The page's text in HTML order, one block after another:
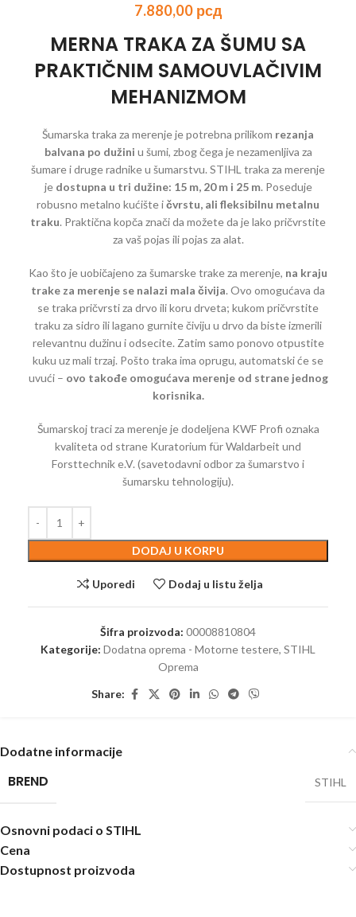
7.880,00 рсд
MERNA TRAKA ZA ŠUMU SA
PRAKTIČNIM SAMOUVLAČIVIM
MEHANIZMOM
Šumarska traka za merenje je potrebna prilikom rezanja
balvana po dužini u šumi, zbog čega je nezamenljiva za
šumare i druge radnike u šumarstvu. STIHL traka za merenje
je dostupna u tri dužine: 15 m, 20 m i 25 m. Poseduje
robusno metalno kućište ičvrstu, ali fleksibilnu metalnu
traku. Praktična kopča znači da možete da je lako pričvrstite
za vaš pojas ili pojas za alat.
Kao što je uobičajeno za šumarske trake za merenje, na kraju
trake za merenje se nalazi mala čivija. Ovo omogućava da
se traka pričvrsti za drvo ili koru drveta; kukom pričvrstite
traku za sidro ili lagano gurnite čiviju u drvo da biste izmerili
relevantnu dužinu i odsecite. Zatim samo ponovo otpustite
kuku uz mali trzaj. Pošto traka ima oprugu, automatski će se
uvući – ovo takođe omogućava merenje od strane jednog
korisnika.
Šumarskoj traci za merenje je dodeljena KWF Profi oznaka
kvaliteta od strane Kuratorium für Waldarbeit und
Forsttechnik e.V. (savetodavni odbor za šumarstvo i
šumarsku tehnologiju).
DODAJ U KORPU
Uporedi Dodaj u listu želja
Šifra proizvoda: 00008810804
Kategorije: Dodatna oprema - Motorne testere, STIHL
Oprema
Share:
Dodatne informacije
BREND STIHL
Osnovni podaci o STIHL
Cena
Dostupnost proizvoda